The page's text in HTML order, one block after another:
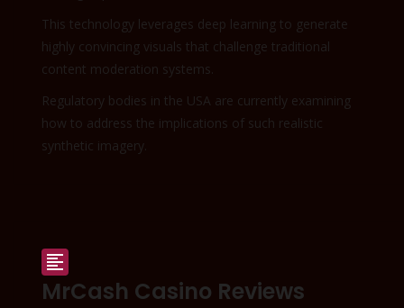
This technology leverages deep learning to generate
highly convincing visuals that challenge traditional
content moderation systems.
Regulatory bodies in the USA are currently examining
how to address the implications of such realistic
synthetic imagery.

MrCash Casino Reviews